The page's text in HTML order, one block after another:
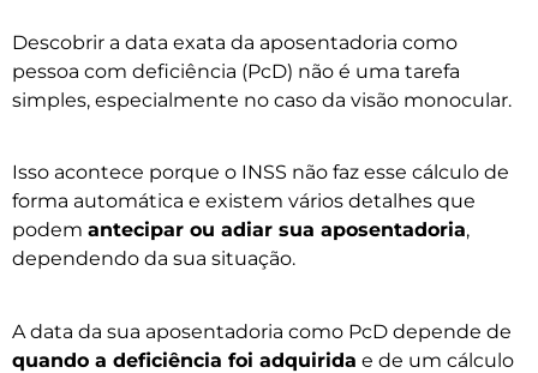
Descobrir a data exata da aposentadoria como
pessoa com deficiência (PcD) não é uma tarefa
simples, especialmente no caso da visão monocular.
Isso acontece porque o INSS não faz esse cálculo de
forma automática e existem vários detalhes que
podem antecipar ou adiar sua aposentadoria,
dependendo da sua situação.
A data da sua aposentadoria como PcD depende de
quando a deficiência foi adquirida e de um cálculo